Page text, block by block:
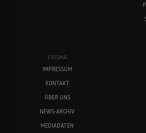
PRISMA
IMPRESSUM
KONTAKT
ÜBER UNS
NEWS-ARCHIV
MEDIADATEN